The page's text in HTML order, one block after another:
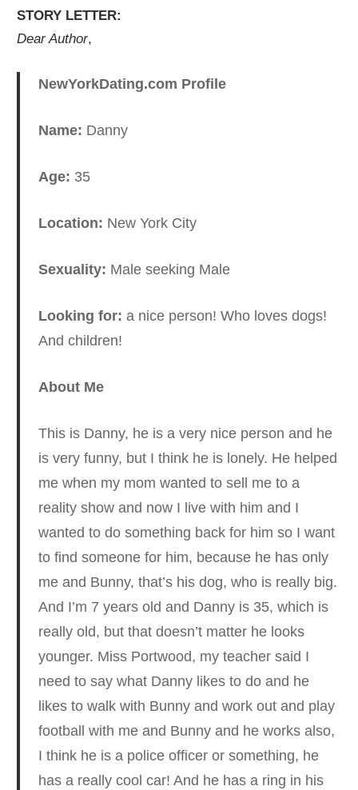
STORY LETTER:
Dear Author,
NewYorkDating.com Profile
Name: Danny
Age: 35
Location: New York City
Sexuality: Male seeking Male
Looking for: a nice person! Who loves dogs!
And children!
About Me
This is Danny, he is a very nice person and he
is very funny, but I think he is lonely. He helped
me when my mom wanted to sell me to a
reality show and now I live with him and I
wanted to do something back for him so I want
to find someone for him, because he has only
me and Bunny, that’s his dog, who is really big.
And I’m 7 years old and Danny is 35, which is
really old, but that doesn’t matter he looks
younger. Miss Portwood, my teacher said I
need to say what Danny likes to do and he
likes to walk with Bunny and work out and play
football with me and Bunny and he works also,
I think he is a police officer or something, he
has a really cool car! And he has a ring in his